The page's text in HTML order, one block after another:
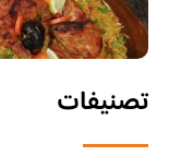
تصنيفات